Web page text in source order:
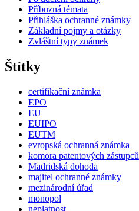
Příbuzná témata
Přihláška ochranné známky
Základní pojmy a otázky
Zvláštní typy známek
Štítky
certifikační známka
EPO
EU
EUIPO
EUTM
evropská ochranná známka
komora patentových zástupců
Madridská dohoda
majitel ochranné známky
mezinárodní úřad
monopol
neplatnost